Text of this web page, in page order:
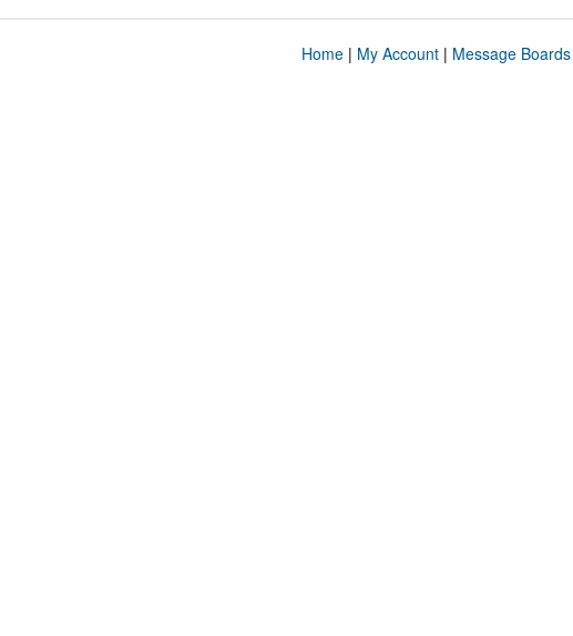
Home| My Account| Message Boards